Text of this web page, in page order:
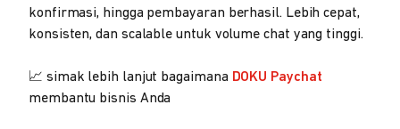
konfirmasi, hingga pembayaran berhasil. Lebih cepat,
konsisten, dan scalable untuk volume chat yang tinggi.
📈 simak lebih lanjut bagaimana DOKU Paychat
membantu bisnis Anda